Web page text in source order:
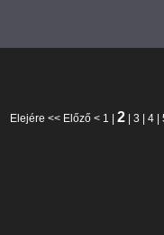
Elejére << Előző< 1 2| 3 4|